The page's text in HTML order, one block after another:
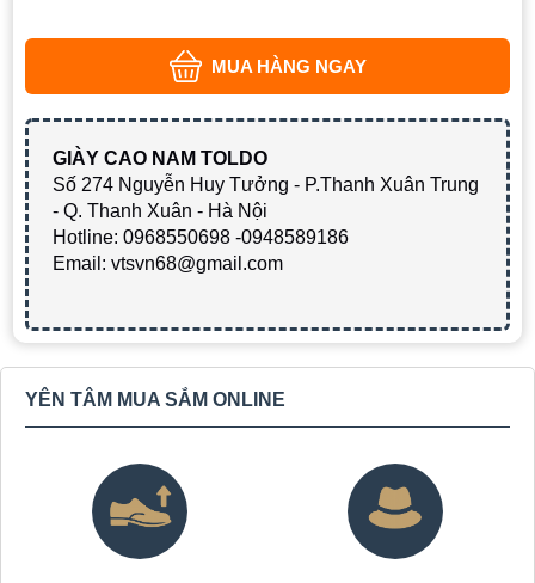
MUA HÀNG NGAY
GIÀY CAO NAM TOLDO
Số 274 Nguyễn Huy Tưởng - P.Thanh Xuân Trung
- Q. Thanh Xuân - Hà Nội
Hotline: 0968550698 -0948589186
Email: vtsvn68@gmail.com
YÊN TÂM MUA SẮM ONLINE